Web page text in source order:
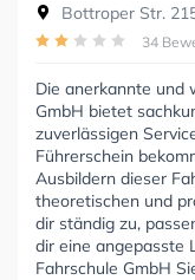
Bottroper Str.
34
Die anerkannte und
GmbH bietet
zuverlässigen
Führerschein
Ausbildern dieser
theoretischen und
dir ständig zu,
dir eine angepasste
Fahrschule GmbH